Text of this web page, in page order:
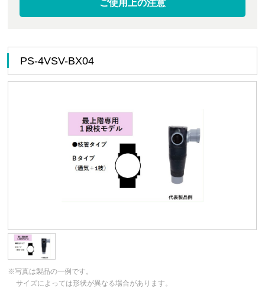
ご使用上の注意
PS-4VSV-BX04
※写真は製品の一例です。
サイズによっては形状が異なる場合があります。